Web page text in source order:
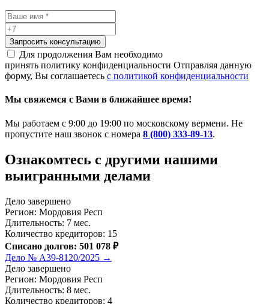
Запросить консультацию
Для продолжения Вам необходимо
принять политику конфиденциальности Отправляя данную
форму, Вы соглашаетесь с политикой конфиденциальности
Мы свяжемся с Вами в ближайшее время!
Мы работаем с 9:00 до 19:00 по московскому вермени. Не
пропустите наш звонок с номера 8 (800) 333-89-13.
Ознакомтесь c другими нашими
выигранными делами
Дело завершено
Регион: Мордовия Респ
Длительность: 7 мес.
Количество кредиторов: 15
Списано долгов: 501 078 ₽
Дело № А39-8120/2025 →
Дело завершено
Регион: Мордовия Респ
Длительность: 8 мес.
Количество кредиторов: 4